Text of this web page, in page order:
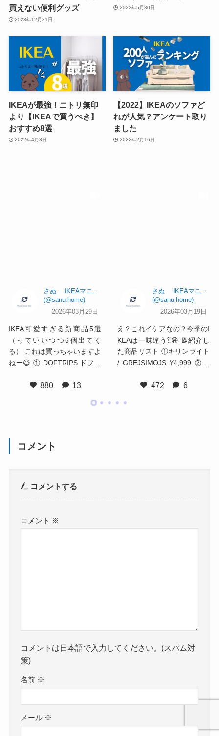
買えない便利グッズ
2023年12月31日
2022年5月30日
IKEAが最強！ニトリ無印
より【IKEAで買うべき】
おすすめ8選
2022年4月3日
【2022】IKEAのソファど
れが人気？アンケート取り
ました
2022年2月16日
sanu.home
2026年03月29日
IKEA可愛すぎる新商品5選
（っていいつつ6個出てく
る） これは買っちゃいますよ
ねー😅 ① DOFTRIPS ドフト
ク ¥599（9cm） ② DOFTRIP
ンレス ¥1,999（1.5L） ③ DO
m） ④ MÅBÄRSSKÄR モーベ
ルスカル コーヒーテーブル
（コルク＆グリーン） ¥799
＋ ÖKENMARSVIN オーケン
まし時計 ¥599 YouTubeでも
880 13
sanu.home
2026年03月19日
え？これイケアなの？今季のI
KEAは一味違う⁈😆 📝紹介し
た商品リスト ①キリンライト
/ GREJSIMOJS ¥4,999 ②ミ
MOJS ¥7,999 ③ラタンフレー
す。 @sanu.home #ikea #ike
472 6
コメント
コメントする
コメント ※
コメントは日本語で入力してください。(スパム対
策)
名前 ※
メール ※